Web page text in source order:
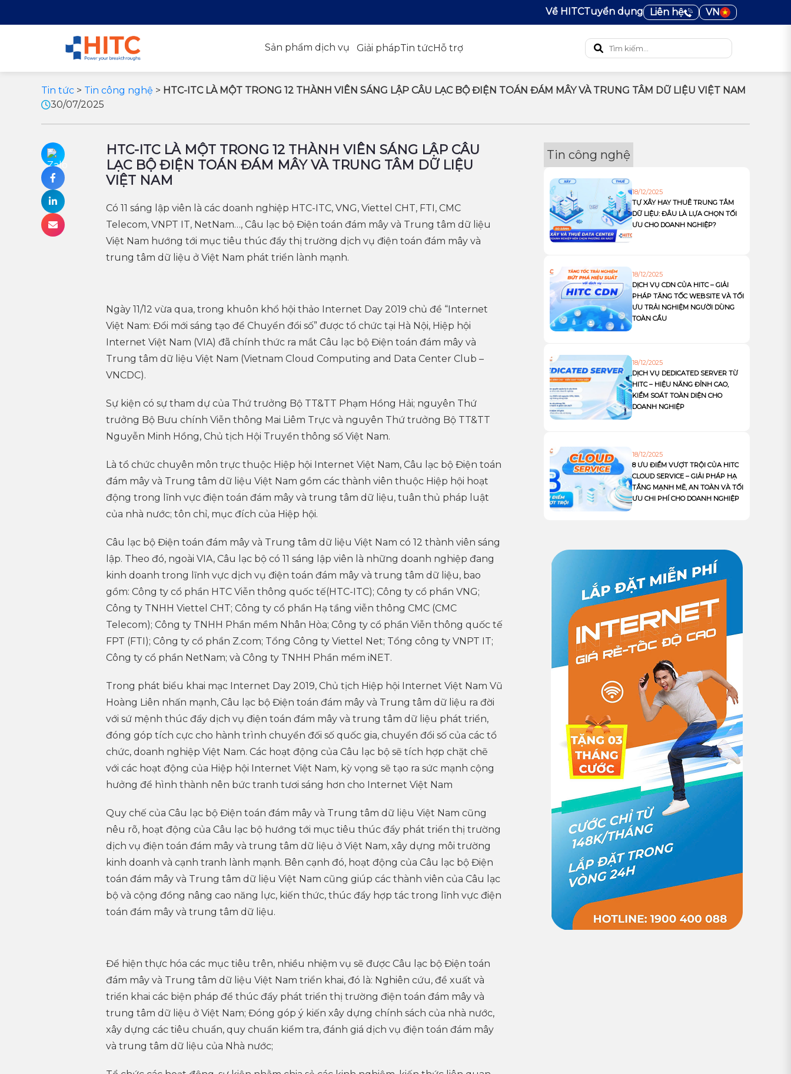
Về HITCTuyển dụng Liên hệ VN
Sản phẩm dịch vụ Giải phápTin tứcHỗ trợ
Tin tức > Tin công nghệ > HTC-ITC LÀ MỘT TRONG 12 THÀNH VIÊN SÁNG LẬP CÂU LẠC BỘ ĐIỆN TOÁN ĐÁM MÂY VÀ TRUNG TÂM DỮ LIỆU VIỆT NAM
30/07/2025
HTC-ITC LÀ MỘT TRONG 12 THÀNH VIÊN SÁNG LẬP CÂU
LẠC BỘ ĐIỆN TOÁN ĐÁM MÂY VÀ TRUNG TÂM DỮ LIỆU
VIỆT NAM
Có 11 sáng lập viên là các doanh nghiệp HTC-ITC, VNG, Viettel CHT, FTI, CMC
Telecom, VNPT IT, NetNam…, Câu lạc bộ Điện toán đám mây và Trung tâm dữ liệu
Việt Nam hướng tới mục tiêu thúc đẩy thị trường dịch vụ điện toán đám mây và
trung tâm dữ liệu ở Việt Nam phát triển lành mạnh.
Ngày 11/12 vừa qua, trong khuôn khổ hội thảo Internet Day 2019 chủ đề “Internet
Việt Nam: Đổi mới sáng tạo để Chuyển đổi số” được tổ chức tại Hà Nội, Hiệp hội
Internet Việt Nam (VIA) đã chính thức ra mắt Câu lạc bộ Điện toán đám mây và
Trung tâm dữ liệu Việt Nam (Vietnam Cloud Computing and Data Center Club –
VNCDC).
Sự kiện có sự tham dự của Thứ trưởng Bộ TT&TT Phạm Hồng Hải; nguyên Thứ
trưởng Bộ Bưu chính Viễn thông Mai Liêm Trực và nguyên Thứ trưởng Bộ TT&TT
Nguyễn Minh Hồng, Chủ tịch Hội Truyền thông số Việt Nam.
Là tổ chức chuyên môn trực thuộc Hiệp hội Internet Việt Nam, Câu lạc bộ Điện toán
đám mây và Trung tâm dữ liệu Việt Nam gồm các thành viên thuộc Hiệp hội hoạt
động trong lĩnh vực điện toán đám mây và trung tâm dữ liệu, tuân thủ pháp luật
của nhà nước; tôn chỉ, mục đích của Hiệp hội.
Câu lạc bộ Điện toán đám mây và Trung tâm dữ liệu Việt Nam có 12 thành viên sáng
lập. Theo đó, ngoài VIA, Câu lạc bộ có 11 sáng lập viên là những doanh nghiệp đang
kinh doanh trong lĩnh vực dịch vụ điện toán đám mây và trung tâm dữ liệu, bao
gồm: Công ty cổ phần HTC Viễn thông quốc tế(HTC-ITC); Công ty cổ phần VNG;
Công ty TNHH Viettel CHT; Công ty cổ phần Hạ tầng viễn thông CMC (CMC
Telecom); Công ty TNHH Phần mềm Nhân Hòa; Công ty cổ phần Viễn thông quốc tế
FPT (FTI); Công ty cổ phần Z.com; Tổng Công ty Viettel Net; Tổng công ty VNPT IT;
Công ty cổ phần NetNam; và Công ty TNHH Phần mềm iNET.
Trong phát biểu khai mạc Internet Day 2019, Chủ tịch Hiệp hội Internet Việt Nam Vũ
Hoàng Liên nhấn mạnh, Câu lạc bộ Điện toán đám mây và Trung tâm dữ liệu ra đời
với sứ mệnh thúc đẩy dịch vụ điện toán đám mây và trung tâm dữ liệu phát triển,
đóng góp tích cực cho hành trình chuyển đối số quốc gia, chuyển đổi số của các tổ
chức, doanh nghiệp Việt Nam. Các hoạt động của Câu lạc bộ sẽ tích hợp chặt chẽ
với các hoạt động của Hiệp hội Internet Việt Nam, kỳ vọng sẽ tạo ra sức mạnh cộng
hưởng để hình thành nên bức tranh tươi sáng hơn cho Internet Việt Nam
Quy chế của Câu lạc bộ Điện toán đám mây và Trung tâm dữ liệu Việt Nam cũng
nêu rõ, hoạt động của Câu lạc bộ hướng tới mục tiêu thúc đẩy phát triển thị trường
dịch vụ điện toán đám mây và trung tâm dữ liệu ở Việt Nam, xây dựng môi trường
kinh doanh và cạnh tranh lành mạnh. Bên cạnh đó, hoạt động của Câu lạc bộ Điện
toán đám mây và Trung tâm dữ liệu Việt Nam cũng giúp các thành viên của Câu lạc
bộ và cộng đồng nâng cao năng lực, kiến thức, thúc đẩy hợp tác trong lĩnh vực điện
toán đám mây và trung tâm dữ liệu.
Để hiện thực hóa các mục tiêu trên, nhiều nhiệm vụ sẽ được Câu lạc bộ Điện toán
đám mây và Trung tâm dữ liệu Việt Nam triển khai, đó là: Nghiên cứu, đề xuất và
triển khai các biện pháp để thúc đẩy phát triển thị trường điện toán đám mây và
trung tâm dữ liệu ở Việt Nam; Đóng góp ý kiến xây dựng chính sách của nhà nước,
xây dựng các tiêu chuẩn, quy chuẩn kiểm tra, đánh giá dịch vụ điện toán đám mây
và trung tâm dữ liệu của Nhà nước;
Tin công nghệ
18/12/2025
TỰ XÂY HAY THUÊ TRUNG TÂM
DỮ LIỆU: ĐÂU LÀ LỰA CHỌN TỐI
ƯU CHO DOANH NGHIỆP?
18/12/2025
DỊCH VỤ CDN CỦA HITC – GIẢI
PHÁP TĂNG TỐC WEBSITE VÀ TỐI
ƯU TRẢI NGHIỆM NGƯỜI DÙNG
TOÀN CẦU
18/12/2025
DỊCH VỤ DEDICATED SERVER TỪ
HITC – HIỆU NĂNG ĐỈNH CAO,
KIỂM SOÁT TOÀN DIỆN CHO
DOANH NGHIỆP
18/12/2025
8 ƯU ĐIỂM VƯỢT TRỘI CỦA HITC
CLOUD SERVICE – GIẢI PHÁP HẠ
TẦNG MẠNH MẼ, AN TOÀN VÀ TỐI
ƯU CHI PHÍ CHO DOANH NGHIỆP